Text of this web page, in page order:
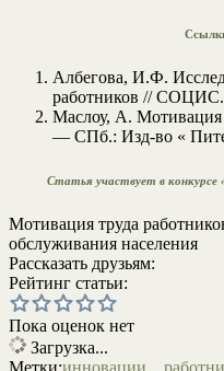
Албегова, И.Ф.
работников //
Маслоу, А. Мотивация
— СПб.: Изд-во «
Статья участвует в
Мотивация труда
обслуживания населения
Рассказать друзьям:
Рейтинг статьи:
Пока оценок нет
Загрузка...
Метки:инновации